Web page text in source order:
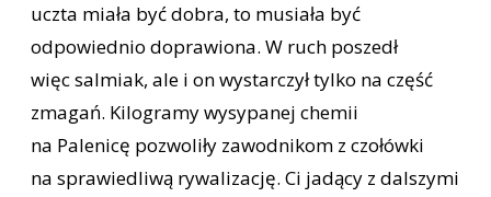
uczta miała być dobra, to musiała być
odpowiednio doprawiona. W ruch poszedł
więc salmiak, ale i on wystarczył tylko na część
zmagań. Kilogramy wysypanej chemii
na Palenicę pozwoliły zawodnikom z czołówki
na sprawiedliwą rywalizację. Ci jadący z dalszymi